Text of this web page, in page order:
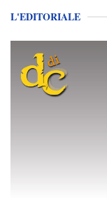
L'EDITORIALE